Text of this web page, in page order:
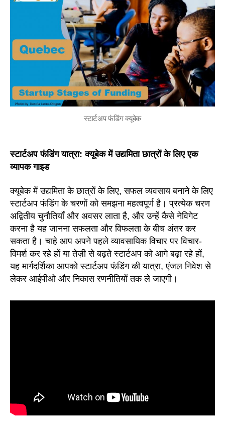
स्टार्टअप फंडिंग क्यूबेक
स्टार्टअप फंडिंग यात्रा: क्यूबेक में उद्यमिता छात्रों के लिए एक
व्यापक गाइड
क्यूबेक में उद्यमिता के छात्रों के लिए, सफल व्यवसाय बनाने के लिए
स्टार्टअप फंडिंग के चरणों को समझना महत्वपूर्ण है। प्रत्येक चरण
अद्वितीय चुनौतियाँ और अवसर लाता है, और उन्हें कैसे नेविगेट
करना है यह जानना सफलता और विफलता के बीच अंतर कर
सकता है। चाहे आप अपने पहले व्यावसायिक विचार पर विचार-
विमर्श कर रहे हों या तेज़ी से बढ़ते स्टार्टअप को आगे बढ़ा रहे हों,
यह मार्गदर्शिका आपको स्टार्टअप फंडिंग की यात्रा, एंजल निवेश से
लेकर आईपीओ और निकास रणनीतियों तक ले जाएगी।